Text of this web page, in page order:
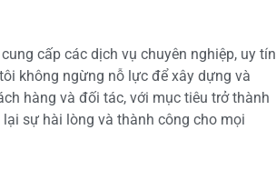
cấp các dịch vụ chuyên nghiệp, uy tín
không ngừng nỗ lực để xây dựng và
hàng và đối tác, với mục tiêu trở thành
sự hài lòng và thành công cho mọi